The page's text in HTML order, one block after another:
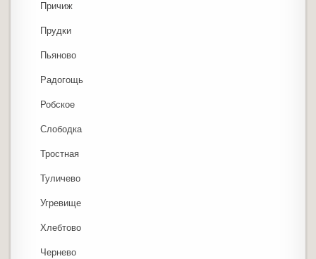
Причиж
Прудки
Пьяново
Радогощь
Робское
Слободка
Тростная
Туличево
Угревище
Хлебтово
Чернево